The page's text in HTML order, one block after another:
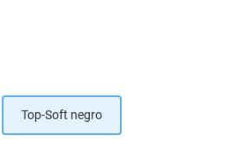
Top-Soft negro